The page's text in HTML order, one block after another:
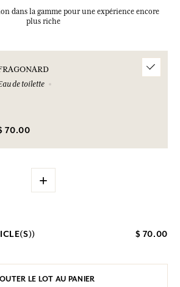
dans la gamme pour une expérience encore
plus riche
de toilette
70.00
+
$ 70.00
LE LOT AU PANIER